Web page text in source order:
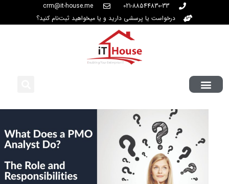
021-88544830-33
crm@it-house.me
درخواست یا پرسشی دارید و یا میخواهید ثبت‌نام کنید؟